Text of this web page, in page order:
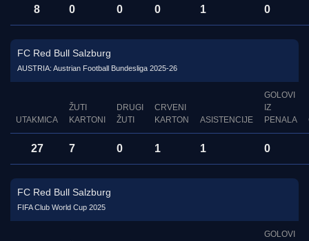
8 0 0 0 1 0
FC Red Bull Salzburg
AUSTRIA: Austrian Football Bundesliga 2025-26
UTAKMICA
ŽUTI
KARTONI
DRUGI
ŽUTI
CRVENI
KARTON
ASISTENCIJE
GOLOVI
IZ
PENALA
27 7 0 1 1 0
FC Red Bull Salzburg
FIFA Club World Cup 2025
GOLOVI